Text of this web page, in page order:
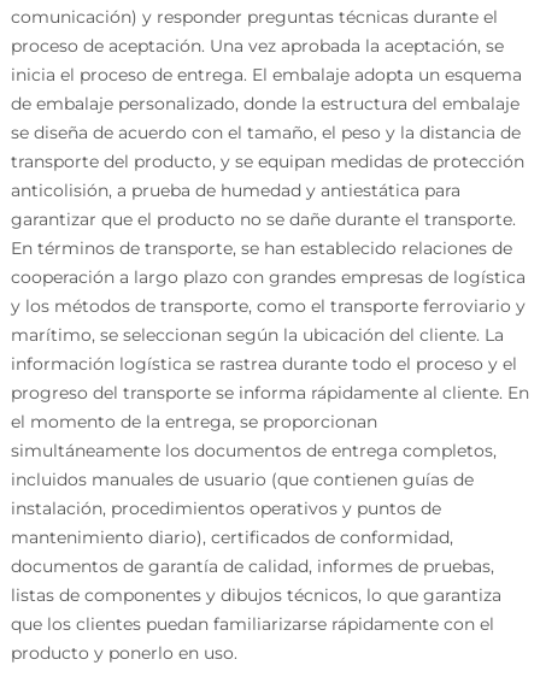
comunicación) y responder preguntas técnicas durante el
proceso de aceptación. Una vez aprobada la aceptación, se
inicia el proceso de entrega. El embalaje adopta un esquema
de embalaje personalizado, donde la estructura del embalaje
se diseña de acuerdo con el tamaño, el peso y la distancia de
transporte del producto, y se equipan medidas de protección
anticolisión, a prueba de humedad y antiestática para
garantizar que el producto no se dañe durante el transporte.
En términos de transporte, se han establecido relaciones de
cooperación a largo plazo con grandes empresas de logística
y los métodos de transporte, como el transporte ferroviario y
marítimo, se seleccionan según la ubicación del cliente. La
información logística se rastrea durante todo el proceso y el
progreso del transporte se informa rápidamente al cliente. En
el momento de la entrega, se proporcionan
simultáneamente los documentos de entrega completos,
incluidos manuales de usuario (que contienen guías de
instalación, procedimientos operativos y puntos de
mantenimiento diario), certificados de conformidad,
documentos de garantía de calidad, informes de pruebas,
listas de componentes y dibujos técnicos, lo que garantiza
que los clientes puedan familiarizarse rápidamente con el
producto y ponerlo en uso.